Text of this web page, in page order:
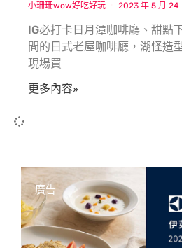
小珊珊wow好吃好玩 2023 年 5 月 24
IG必打卡日月潭咖啡廳、甜點
間的日式老屋咖啡廳，湖怪造
現場買
更多內容»
廣告